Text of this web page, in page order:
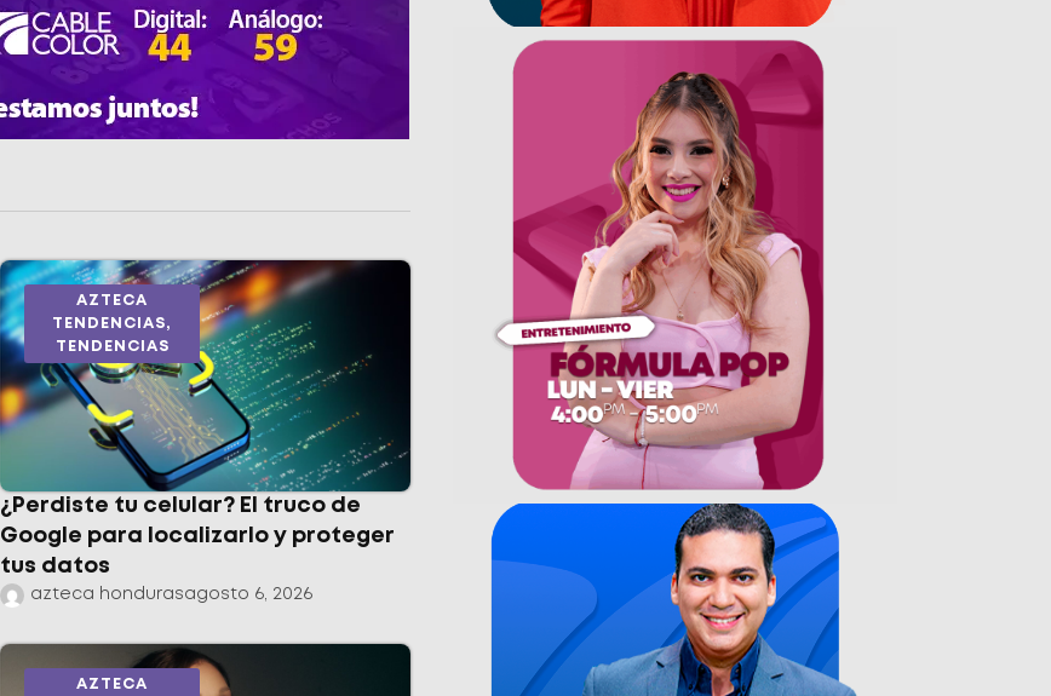
AZTECA
TENDENCIAS,
TENDENCIAS
¿Perdiste tu celular? El truco de
Google para localizarlo y proteger
tus datos
azteca hondurasagosto 6, 2026
AZTECA